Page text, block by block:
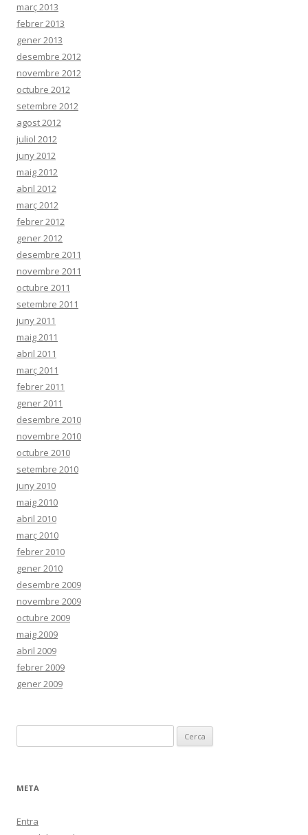
març 2013
febrer 2013
gener 2013
desembre 2012
novembre 2012
octubre 2012
setembre 2012
agost 2012
juliol 2012
juny 2012
maig 2012
abril 2012
març 2012
febrer 2012
gener 2012
desembre 2011
novembre 2011
octubre 2011
setembre 2011
juny 2011
maig 2011
abril 2011
març 2011
febrer 2011
gener 2011
desembre 2010
novembre 2010
octubre 2010
setembre 2010
juny 2010
maig 2010
abril 2010
març 2010
febrer 2010
gener 2010
desembre 2009
novembre 2009
octubre 2009
maig 2009
abril 2009
febrer 2009
gener 2009
e
c
:
META
Entra